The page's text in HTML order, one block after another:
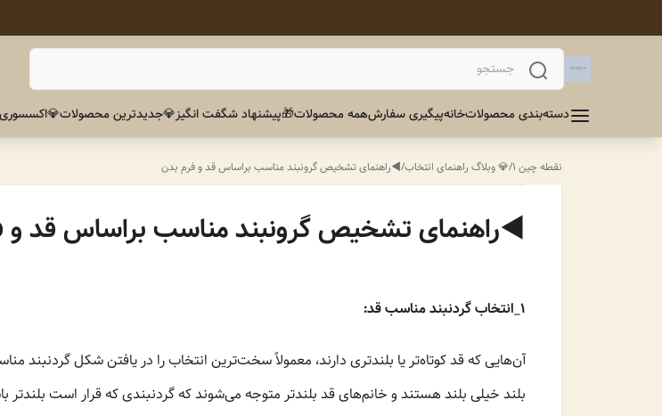
دسته‌بندی محصولاتخانهپیگیری سفارشهمه محصولات🎁پیشنهاد شگفت انگیز💎جدیدترین محصولات
نقطه چین 1 /💎 وبلاگ راهنمای انتخاب/◀️راهنمای تشخیص گرونبند مناسب براساس قد و فرم بدن
◀️راهنمای تشخیص گرونبند مناسب براساس قد و
1_انتخاب گردنبند مناسب قد:
آن‌هایی که قد کوتاه‌تر یا بلندتری دارند، معمولاً سخت‌ترین انتخاب را در یافتن شکل
بلند خیلی بلند هستند و خانم‌های قد بلندتر متوجه می‌شوند که گردنبندی که قرار است بلندتر